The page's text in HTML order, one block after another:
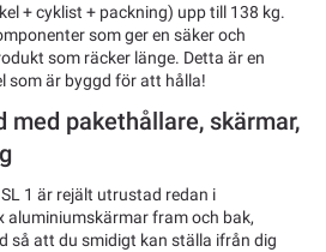
+ cyklist + packning) upp till 138 kg.
som ger en säker och
som räcker länge. Detta är en
som är byggd för att hålla!
pakethållare, skärmar,
1 är rejält utrustad redan i
aluminiumskärmar fram och bak,
så att du smidigt kan ställa ifrån dig